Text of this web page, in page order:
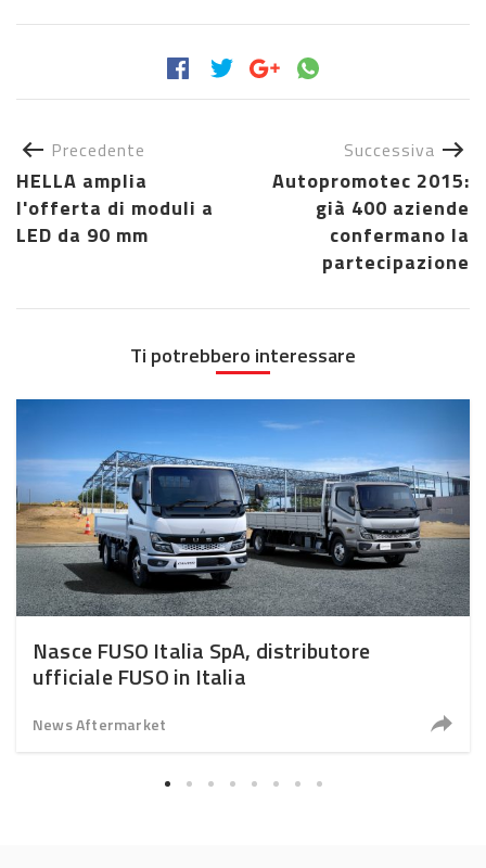
Precedente
HELLA amplia
l'offerta di moduli a
LED da 90 mm
Successiva
Autopromotec 2015:
già 400 aziende
confermano la
partecipazione
Ti potrebbero interessare
Nasce FUSO Italia SpA, distributore
ufficiale FUSO in Italia
News Aftermarket